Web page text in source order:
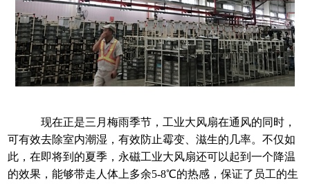
现在正是三月梅雨季节，工业大风扇在通风的同时，
可有效去除室内潮湿，有效防止霉变、滋生的几率。不仅如
此，在即将到的夏季，永磁工业大风扇还可以起到一个降温
的效果，能够带走人体上多余5-8℃的热感，保证了员工的生